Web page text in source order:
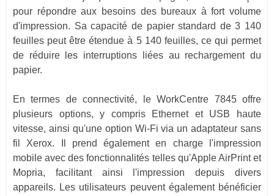
pour répondre aux besoins des bureaux à fort volume
d'impression. Sa capacité de papier standard de 3 140
feuilles peut être étendue à 5 140 feuilles, ce qui permet
de réduire les interruptions liées au rechargement du
papier.
En termes de connectivité, le WorkCentre 7845 offre
plusieurs options, y compris Ethernet et USB haute
vitesse, ainsi qu'une option Wi-Fi via un adaptateur sans
fil Xerox. Il prend également en charge l'impression
mobile avec des fonctionnalités telles qu'Apple AirPrint et
Mopria, facilitant ainsi l'impression depuis divers
appareils. Les utilisateurs peuvent également bénéficier